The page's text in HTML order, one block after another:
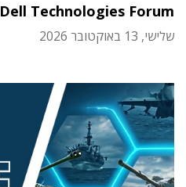
Dell Technologies Forum
שלישי, 13 באוקטובר 2026